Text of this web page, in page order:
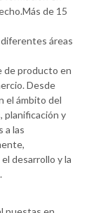
de 15
áreas
de producto en
Desde
el ámbito del
planificación y
a las
desarrollo y la